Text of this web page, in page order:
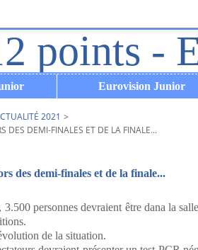
Eurovision Junior
2021 >
DES DEMI-FINALES ET DE LA FINALE...
des demi-finales et de la finale...
personnes devraient être dana la
de la situation.